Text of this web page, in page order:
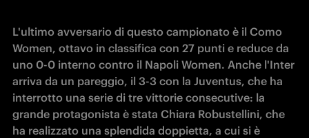
L'ultimo avversario di questo campionato è il Como
Women, ottavo in classifica con 27 punti e reduce da
uno 0-0 interno contro il Napoli Women. Anche l'Inter
arriva da un pareggio, il 3-3 con la Juventus, che ha
interrotto una serie di tre vittorie consecutive: la
grande protagonista è stata Chiara Robustellini, che
ha realizzato una splendida doppietta, a cui si è